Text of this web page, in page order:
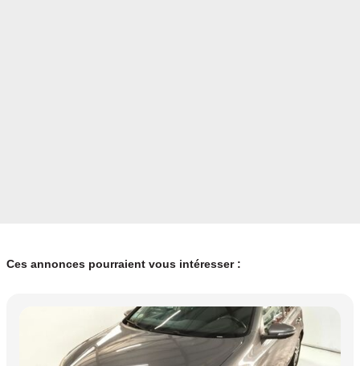
Ces annonces pourraient vous intéresser :